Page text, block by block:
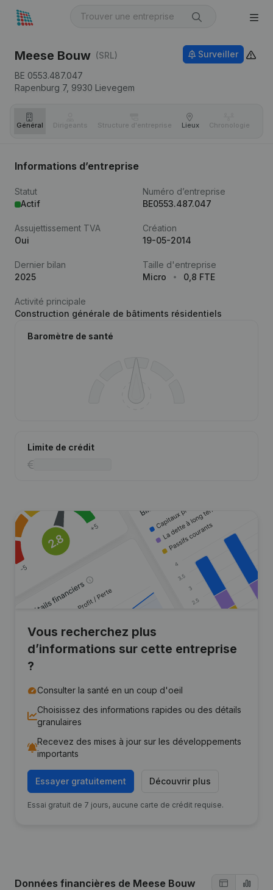
Meese Bouw (SRL)
BE 0553.487.047
Rapenburg 7, 9930 Lievegem
Surveiller
Général Dirigeants Structure d'entreprise Lieux Chronologie
Informations d’entreprise
Statut
Actif
Numéro d’entreprise
BE0553.487.047
Assujettissement TVA
Oui
Création
19-05-2014
Dernier bilan
2025
Taille d'entreprise
Micro
0,8 FTE
Activité principale
Construction générale de bâtiments résidentiels
Baromètre de santé
Limite de crédit
Vous recherchez plus
d’informations sur cette entreprise
?
Consulter la santé en un coup d'oeil
Choisissez des informations rapides ou des détails
granulaires
Recevez des mises à jour sur les développements
importants
Essayer gratuitement Découvrir plus
Essai gratuit de 7 jours, aucune carte de crédit requise.
Données financières de Meese Bouw